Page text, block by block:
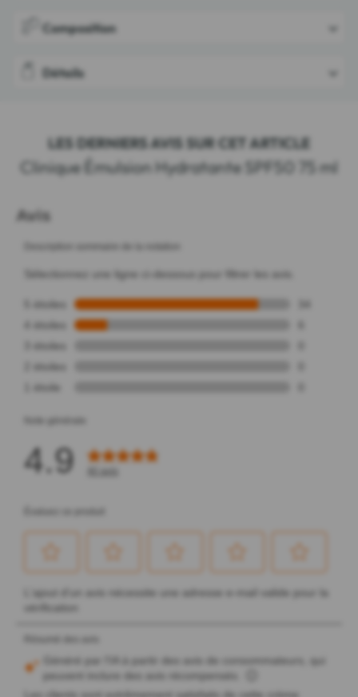
Composition
Détails
LES DERNIERS AVIS SUR CET ARTICLE
Clinique Émulsion Hydratante SPF50 75 ml